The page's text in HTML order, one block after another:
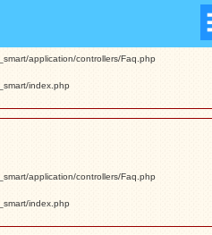
application/controllers/Faq.php
index.php
application/controllers/Faq.php
index.php